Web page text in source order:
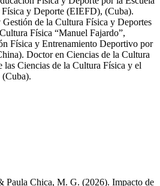
y Deporte (EIEFD), (Cuba).
de la Cultura Física y Deportes
Física “Manuel Fajardo”,
Física y Entrenamiento Deportivo por
Doctor en Ciencias de la Cultura
Ciencias de la Cultura Física y el
(Cuba).
Paula Chica, M. G. (2026). Impacto de